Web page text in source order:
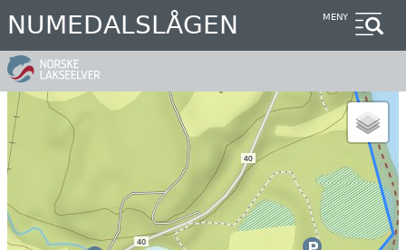
Hopp
til
hovedinnhold
NUMEDALSLÅGEN MENY